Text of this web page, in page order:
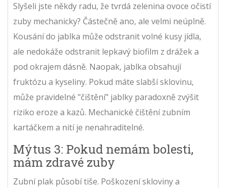
Slyšeli jste někdy radu, že tvrdá zelenina ovoce očistí
zuby mechanicky? Částečně ano, ale velmi neúplně.
Kousání do jablka může odstranit volné kusy jídla,
ale nedokáže odstranit lepkavý biofilm z drážek a
pod okrajem dásně. Naopak, jablka obsahují
fruktózu a kyseliny. Pokud máte slabší sklovinu,
může pravidelné "čištění" jablky paradoxně zvýšit
riziko eroze a kazů. Mechanické čištění zubním
kartáčkem a nití je nenahraditelné.
Mýtus 3: Pokud nemám bolesti,
mám zdravé zuby
Zubní plak působí tiše. Poškození skloviny a